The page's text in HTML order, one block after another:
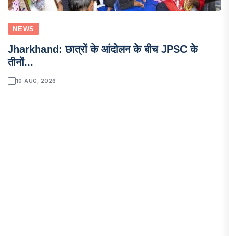
NEWS
Jharkhand: छात्रों के आंदोलन के बीच JPSC के
तीनों...
10 AUG, 2026